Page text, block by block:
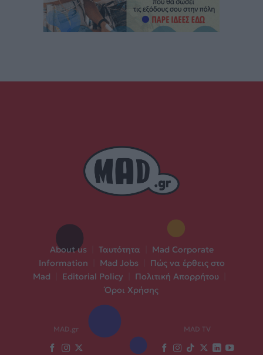
About us Ταυτότητα
Mad Corporate
Information
Mad Jobs
Πώς να έρθεις στο
Mad
Editorial Policy Πολιτική Απορρήτου
Όροι Χρήσης
MAD.gr MAD TV